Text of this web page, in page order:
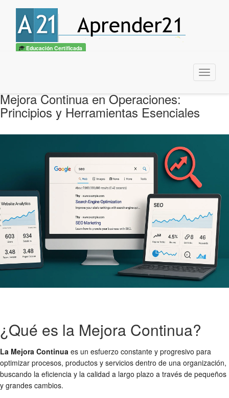
Educación Certificada
Menu
Mejora Continua en Operaciones:
Principios y Herramientas Esenciales
¿Qué es la Mejora Continua?
La Mejora Continua es un esfuerzo constante y progresivo para
optimizar procesos, productos y servicios dentro de una organización,
buscando la eficiencia y la calidad a largo plazo a través de pequeños
y grandes cambios.